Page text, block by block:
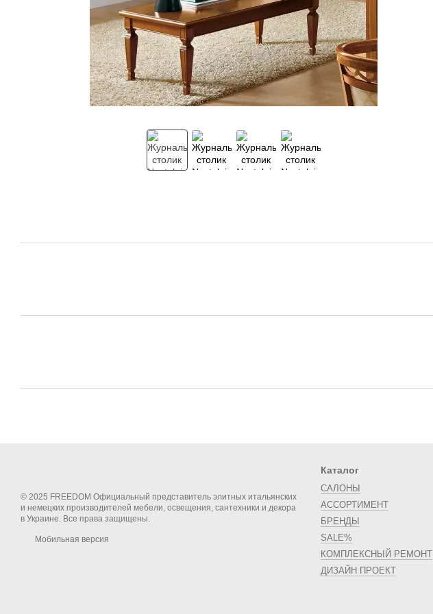
© 2025 FREEDOM Официальный представитель элитных итальянских
и немецких производителей мебели, освещения, сантехники и декора
в Украине. Все права защищены.
Мобильная версия
Каталог
САЛОНЫ
АССОРТИМЕНТ
БРЕНДЫ
SALE%
КОМПЛЕКСНЫЙ РЕМОНТ
ДИЗАЙН ПРОЕКТ